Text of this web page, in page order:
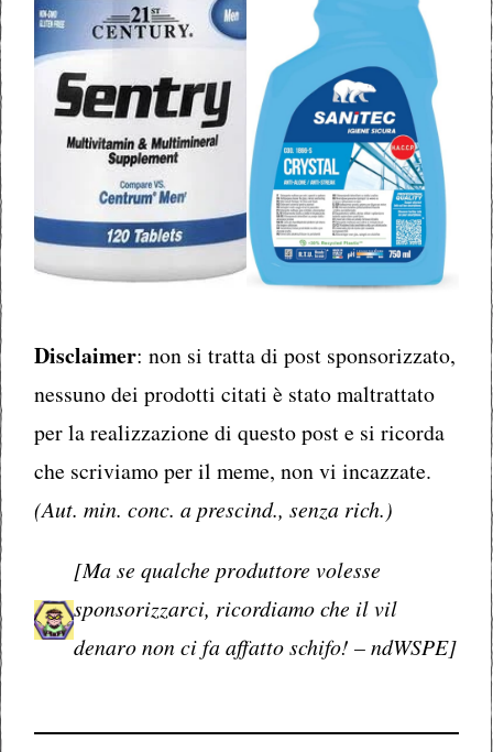
Disclaimer: non si tratta di post sponsorizzato,
nessuno dei prodotti citati è stato maltrattato
per la realizzazione di questo post e si ricorda
che scriviamo per il meme, non vi incazzate.
(Aut. min. conc. a prescind., senza rich.)
[Ma se qualche produttore volesse
sponsorizzarci, ricordiamo che il vil
denaro non ci fa affatto schifo! – ndWSPE]